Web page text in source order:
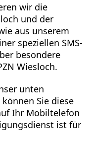
wir die
und der
aus unserem
speziellen SMS-
besondere
Wiesloch.
unten
können Sie diese
Ihr Mobiltelefon
ist für